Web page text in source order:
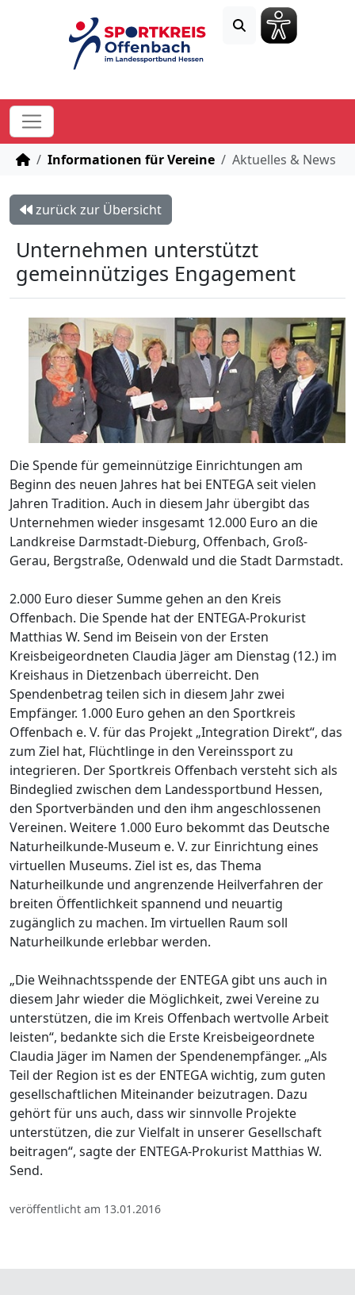
STARTSEITE
Informationen für Vereine Aktuelles & News
zurück zur Übersicht
Unternehmen unterstützt
gemeinnütziges Engagement
Die Spende für gemeinnützige Einrichtungen am
Beginn des neuen Jahres hat bei ENTEGA seit vielen
Jahren Tradition. Auch in diesem Jahr übergibt das
Unternehmen wieder insgesamt 12.000 Euro an die
Landkreise Darmstadt-Dieburg, Offenbach, Groß-
Gerau, Bergstraße, Odenwald und die Stadt Darmstadt.
2.000 Euro dieser Summe gehen an den Kreis
Offenbach. Die Spende hat der ENTEGA-Prokurist
Matthias W. Send im Beisein von der Ersten
Kreisbeigeordneten Claudia Jäger am Dienstag (12.) im
Kreishaus in Dietzenbach überreicht. Den
Spendenbetrag teilen sich in diesem Jahr zwei
Empfänger. 1.000 Euro gehen an den Sportkreis
Offenbach e. V. für das Projekt „Integration Direkt“, das
zum Ziel hat, Flüchtlinge in den Vereinssport zu
integrieren. Der Sportkreis Offenbach versteht sich als
Bindeglied zwischen dem Landessportbund Hessen,
den Sportverbänden und den ihm angeschlossenen
Vereinen. Weitere 1.000 Euro bekommt das Deutsche
Naturheilkunde-Museum e. V. zur Einrichtung eines
virtuellen Museums. Ziel ist es, das Thema
Naturheilkunde und angrenzende Heilverfahren der
breiten Öffentlichkeit spannend und neuartig
zugänglich zu machen. Im virtuellen Raum soll
Naturheilkunde erlebbar werden.
„Die Weihnachtsspende der ENTEGA gibt uns auch in
diesem Jahr wieder die Möglichkeit, zwei Vereine zu
unterstützen, die im Kreis Offenbach wertvolle Arbeit
leisten“, bedankte sich die Erste Kreisbeigeordnete
Claudia Jäger im Namen der Spendenempfänger. „Als
Teil der Region ist es der ENTEGA wichtig, zum guten
gesellschaftlichen Miteinander beizutragen. Dazu
gehört für uns auch, dass wir sinnvolle Projekte
unterstützen, die zur Vielfalt in unserer Gesellschaft
beitragen“, sagte der ENTEGA-Prokurist Matthias W.
Send.
veröffentlicht am 13.01.2016